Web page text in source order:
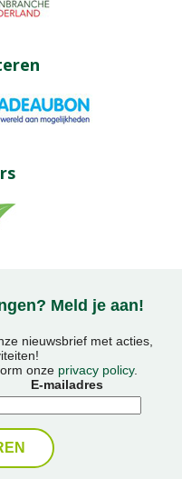
Meld je aan!
nieuwsbrief met acties,
onze privacy policy.
E-mailadres